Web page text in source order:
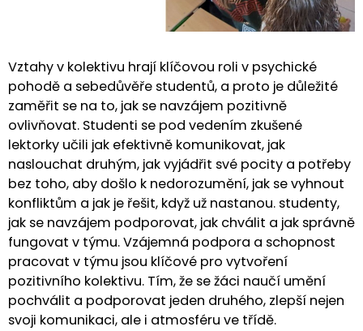
Vztahy v kolektivu hrají klíčovou roli v psychické
pohodě a sebedůvěře studentů, a proto je důležité
zaměřit se na to, jak se navzájem pozitivně
ovlivňovat. Studenti se pod vedením zkušené
lektorky učili jak efektivně komunikovat, jak
naslouchat druhým, jak vyjádřit své pocity a potřeby
bez toho, aby došlo k nedorozumění, jak se vyhnout
konfliktům a jak je řešit, když už nastanou. studenty,
jak se navzájem podporovat, jak chválit a jak správně
fungovat v týmu. Vzájemná podpora a schopnost
pracovat v týmu jsou klíčové pro vytvoření
pozitivního kolektivu. Tím, že se žáci naučí umění
pochválit a podporovat jeden druhého, zlepší nejen
svoji komunikaci, ale i atmosféru ve třídě.